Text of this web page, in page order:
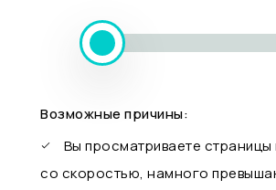
Возможные причины:
Вы просматриваете страницы
со скоростью, намного